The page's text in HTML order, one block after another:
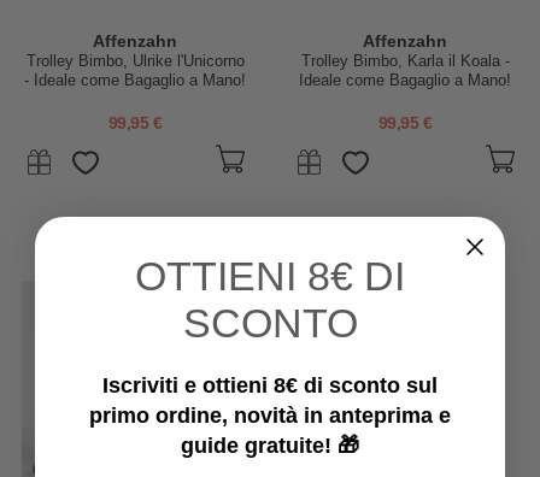
Affenzahn
Trolley Bimbo, Ulrike l'Unicorno
- Ideale come Bagaglio a Mano!
99,95 €
Affenzahn
Trolley Bimbo, Karla il Koala -
Ideale come Bagaglio a Mano!
99,95 €
OTTIENI 8€ DI
SCONTO
Iscriviti e ottieni 8€ di sconto sul
primo ordine, novità in anteprima e
guide gratuite! 🎁